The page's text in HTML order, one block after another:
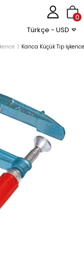
Türkçe - USD
0
Kanca Küçük Tip